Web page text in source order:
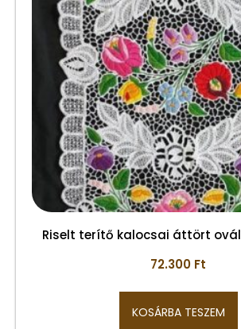
Riselt terítő kalocsai áttört
72.300 Ft
KOSÁRBA TESZEM